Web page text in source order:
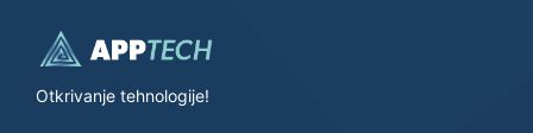
Otkrivanje tehnologije!